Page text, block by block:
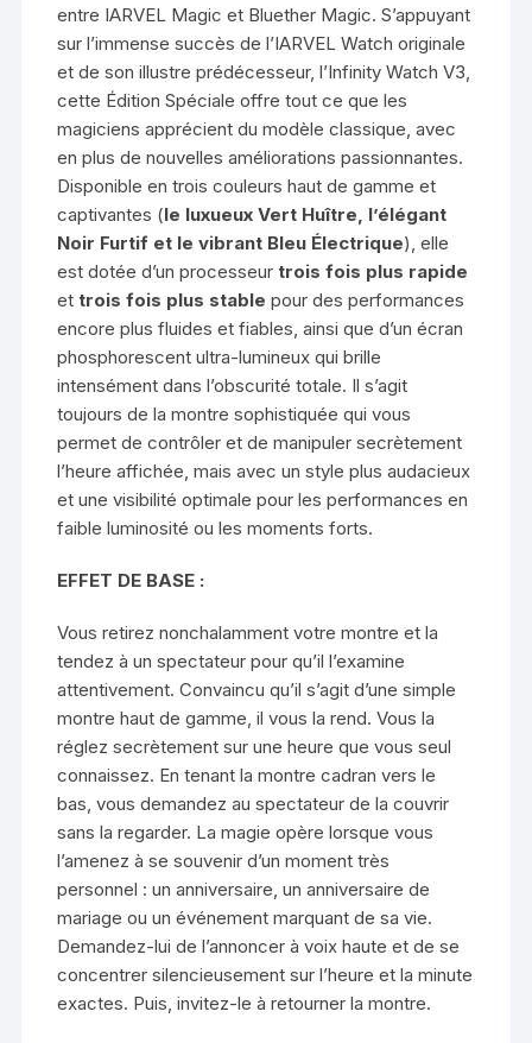
entre IARVEL Magic et Bluether Magic. S’appuyant
sur l’immense succès de l’IARVEL Watch originale
et de son illustre prédécesseur, l’Infinity Watch V3,
cette Édition Spéciale offre tout ce que les
magiciens apprécient du modèle classique, avec
en plus de nouvelles améliorations passionnantes.
Disponible en trois couleurs haut de gamme et
captivantes (le luxueux Vert Huître, l’élégant
Noir Furtif et le vibrant Bleu Électrique), elle
est dotée d’un processeurtrois fois plus rapide
ettrois fois plus stable pour des performances
encore plus fluides et fiables, ainsi que d’un écran
phosphorescent ultra-lumineux qui brille
intensément dans l’obscurité totale. Il s’agit
toujours de la montre sophistiquée qui vous
permet de contrôler et de manipuler secrètement
l’heure affichée, mais avec un style plus audacieux
et une visibilité optimale pour les performances en
faible luminosité ou les moments forts.
EFFET DE BASE :
Vous retirez nonchalamment votre montre et la
tendez à un spectateur pour qu’il l’examine
attentivement. Convaincu qu’il s’agit d’une simple
montre haut de gamme, il vous la rend. Vous la
réglez secrètement sur une heure que vous seul
connaissez. En tenant la montre cadran vers le
bas, vous demandez au spectateur de la couvrir
sans la regarder. La magie opère lorsque vous
l’amenez à se souvenir d’un moment très
personnel : un anniversaire, un anniversaire de
mariage ou un événement marquant de sa vie.
Demandez-lui de l’annoncer à voix haute et de se
concentrer silencieusement sur l’heure et la minute
exactes. Puis, invitez-le à retourner la montre.